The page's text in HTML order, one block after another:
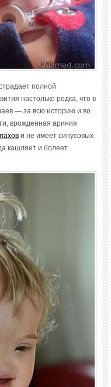
полной
настолько редка, что в
— за всю историю и во
врожденная ариния
и не имеет синусовых
кашляет и болеет